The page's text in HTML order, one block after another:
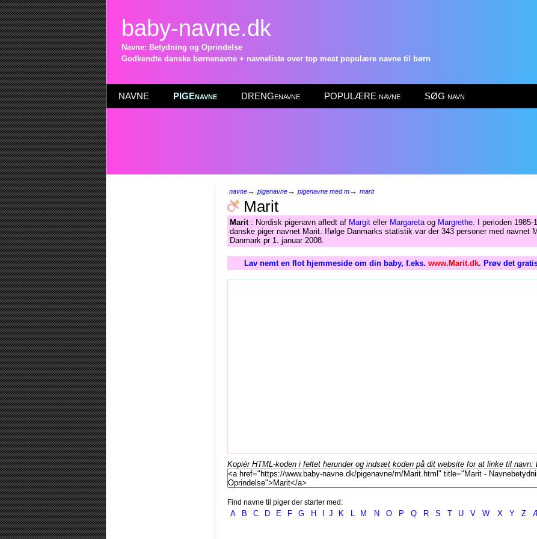
baby-navne.dk
Navne: Betydning og Oprindelse
Godkendte danske børnenavne + navneliste over top mest populære navne til børn
NAVNE PIGEnavne DRENGenavne POPULÆRE navne SØG navn
navne→ pigenavne→ pigenavne med m→ marit
Marit
Marit: Nordisk pigenavn afledt af Margit eller Margaretaog Margrethe. I perioden 1985-
danske piger navnet Marit. Ifølge Danmarks statistik var der 343 personer med navnet
Danmark pr 1. januar 2008.
Lav nemt en flot hjemmeside om din baby, f.eks. www.Marit.dk. Prøv det
Kopiér HTML-koden i feltet herunder og indsæt koden på dit website for at linke til navn:
Find navne til piger der starter med:
A B C D E F G H J K L M N O P Q R S T U V W X Y Z